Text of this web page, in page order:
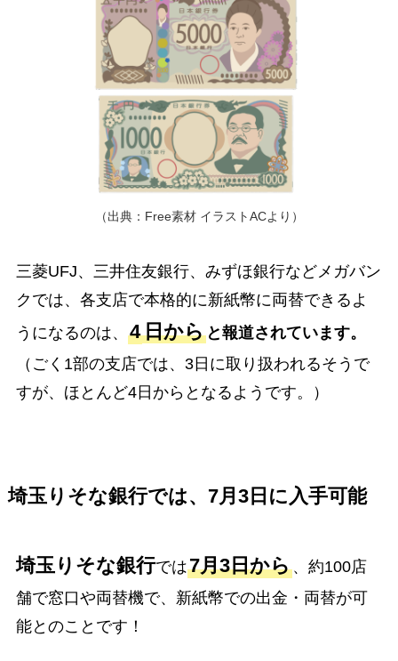
（出典：Free素材 イラストACより）
三菱UFJ、三井住友銀行、みずほ銀行などメガバン
クでは、各支店で本格的に新紙幣に両替できるよ
うになるのは、 4日からと報道されています。
（ごく1部の支店では、3日に取り扱われるそうで
すが、ほとんど4日からとなるようです。）
埼玉りそな銀行では、7月3日に入手可能
埼玉りそな銀行では7月3日から、約100店
舗で窓口や両替機で、新紙幣での出金・両替が可
能とのことです！